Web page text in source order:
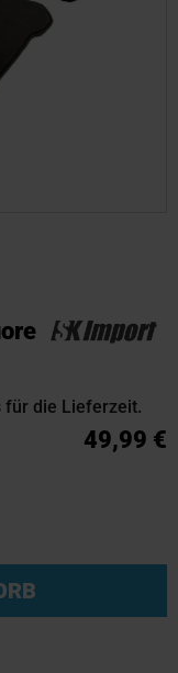
für die Lieferzeit.
49,99 €